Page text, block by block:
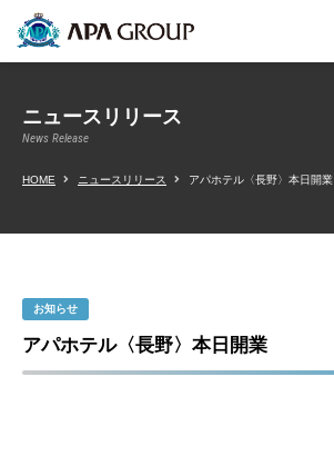
ニュースリリース
News Release
HOME ニュースリリース アパホテル〈長野〉本日開業
お知らせ
アパホテル〈長野〉本日開業